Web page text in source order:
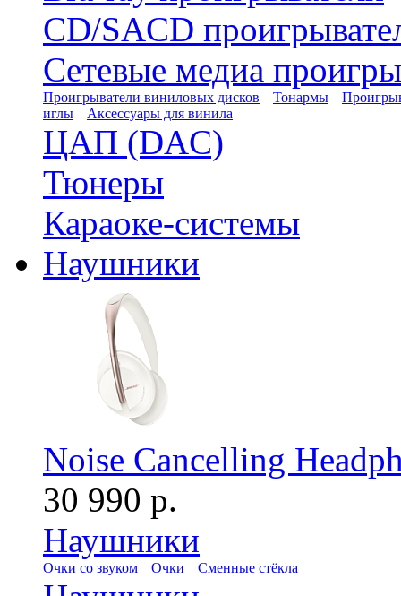
CD/SACD
Сетевые медиа
Проигрыватели виниловых дисков Тонармы
иглы
Аксессуары для винила
ЦАП (DAC)
Тюнеры
Караоке-системы
Наушники
Noise Cancelling
30 990 р.
Наушники
Очки со звуком Очки Сменные стёкла